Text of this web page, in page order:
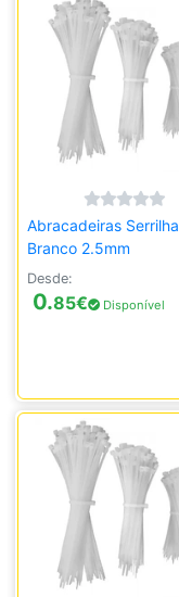
Abracadeiras Serrilha
Branco 2.5mm
Desde:
0.85€ Disponível